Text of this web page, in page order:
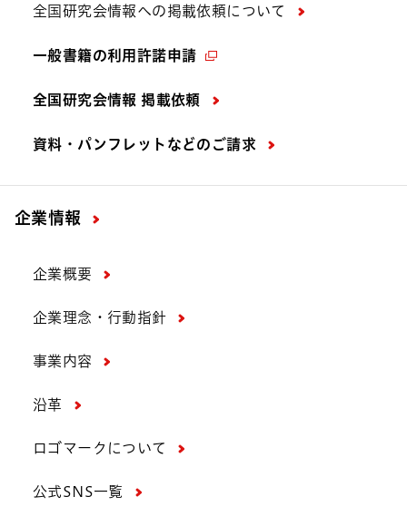
全国研究会情報への掲載依頼について
一般書籍の利用許諾申請
全国研究会情報 掲載依頼
資料・パンフレットなどの ご請求
企業情報
企業概要
企業理念・行動指針
事業内容
沿革
ロゴマークについて
公式SNS一覧